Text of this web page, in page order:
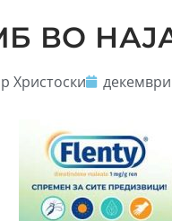
ВО
Христоски декември